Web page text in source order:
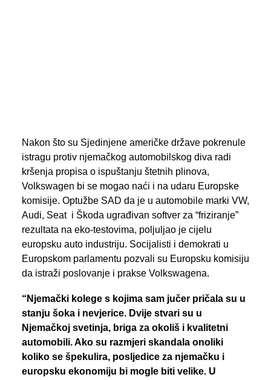
Nakon što su Sjedinjene američke države pokrenule
istragu protiv njemačkog automobilskog diva radi
kršenja propisa o ispuštanju štetnih plinova,
Volkswagen bi se mogao naći i na udaru Europske
komisije. Optužbe SAD da je u automobile marki VW,
Audi, Seat i Škoda ugrađivan softver za “friziranje”
rezultata na eko-testovima, poljuljao je cijelu
europsku auto industriju. Socijalisti i demokrati u
Europskom parlamentu pozvali su Europsku komisiju
da istraži poslovanje i prakse Volkswagena.
“Njemački kolege s kojima sam jučer pričala su u
stanju šoka i nevjerice. Dvije stvari su u
Njemačkoj svetinja, briga za okoliš i kvalitetni
automobili. Ako su razmjeri skandala onoliki
koliko se špekulira, posljedice za njemačku i
europsku ekonomiju bi mogle biti velike. U